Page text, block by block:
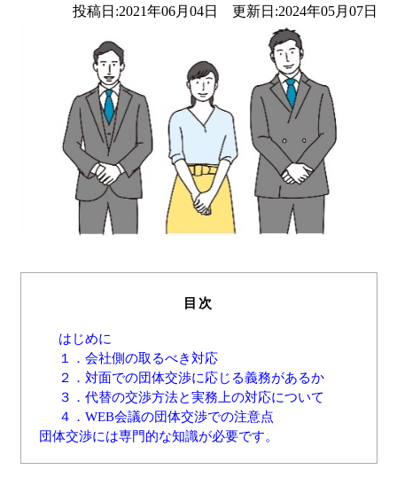
投稿日:2021年06月04日 更新日:2024年05月07日
目次
はじめに
１．会社側の取るべき対応
２．対面での団体交渉に応じる義務があるか
３．代替の交渉方法と実務上の対応について
４．WEB会議の団体交渉での注意点
団体交渉には専門的な知識が必要です。